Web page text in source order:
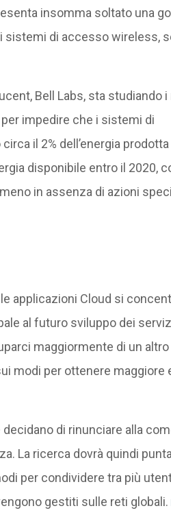
insomma soltato una
sistemi di accesso wireless,
Bell Labs, sta studiando
impedire che i sistemi di
il 2% dell’energia prodotta
disponibile entro il 2020,
in assenza di azioni
applicazioni Cloud si
al futuro sviluppo dei
maggiormente di un
modi per ottenere maggiore
di rinunciare alla
La ricerca dovrà quindi
per condividere tra più
gestiti sulle reti globali.